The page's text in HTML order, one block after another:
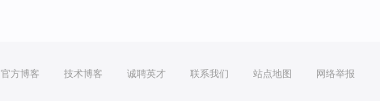
官方博客 技术博客 诚聘英才 联系我们 站点地图 网络举报